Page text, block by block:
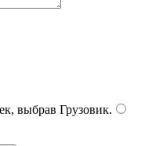
выбрав Грузовик.